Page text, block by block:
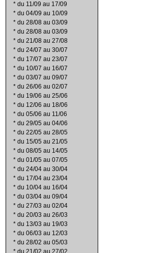
* du 11/09 au 17/09
* du 04/09 au 10/09
* du 28/08 au 03/09
* du 28/08 au 03/09
* du 21/08 au 27/08
* du 24/07 au 30/07
* du 17/07 au 23/07
* du 10/07 au 16/07
* du 03/07 au 09/07
* du 26/06 au 02/07
* du 19/06 au 25/06
* du 12/06 au 18/06
* du 05/06 au 11/06
* du 29/05 au 04/06
* du 22/05 au 28/05
* du 15/05 au 21/05
* du 08/05 au 14/05
* du 01/05 au 07/05
* du 24/04 au 30/04
* du 17/04 au 23/04
* du 10/04 au 16/04
* du 03/04 au 09/04
* du 27/03 au 02/04
* du 20/03 au 26/03
* du 13/03 au 19/03
* du 06/03 au 12/03
* du 28/02 au 05/03
* du 21/02 au 27/02